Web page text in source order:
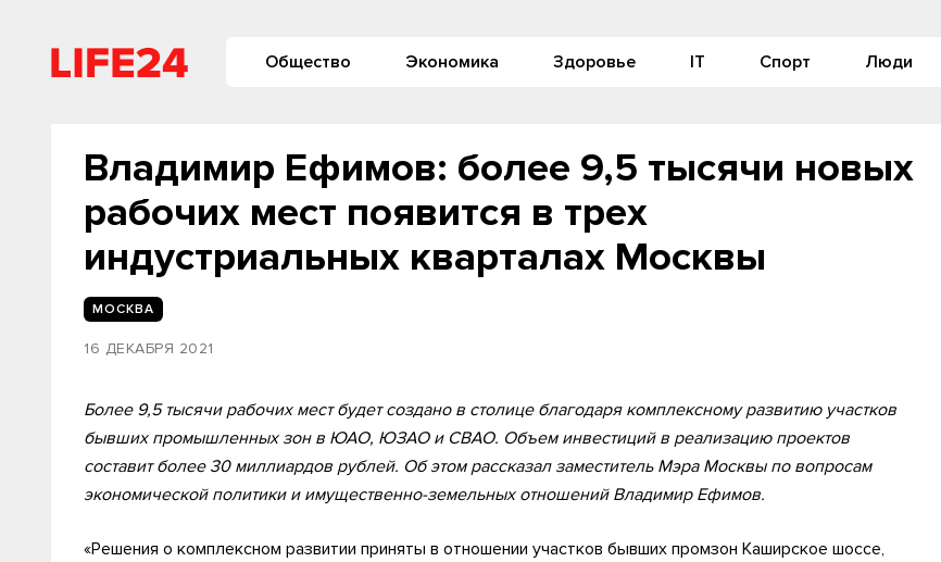
Общество Экономика Здоровье IT Спорт Люди
Владимир Ефимов: более 9,5 тысячи новых
рабочих мест появится в трех
индустриальных кварталах Москвы
МОСКВА
16 ДЕКАБРЯ 2021
Более 9,5 тысячи рабочих мест будет создано в столице благодаря комплексному развитию участков
бывших промышленных зон в ЮАО, ЮЗАО и СВАО. Объем инвестиций в реализацию проектов
составит более 30 миллиардов рублей. Об этом рассказал заместитель Мэра Москвы по вопросам
экономической политики и имущественно-земельных отношений Владимир Ефимов.
«Решения о комплексном развитии приняты в отношении участков бывших промзон Каширское шоссе,